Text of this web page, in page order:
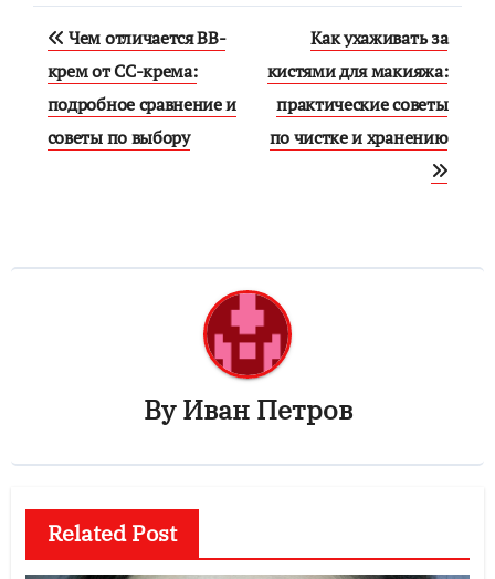
Навигация
по
записям
Чем отличается BB-
крем от CC-крема:
подробное сравнение и
советы по выбору
Как ухаживать за
кистями для макияжа:
практические советы
по чистке и хранению
ByИван Петров
Related Post